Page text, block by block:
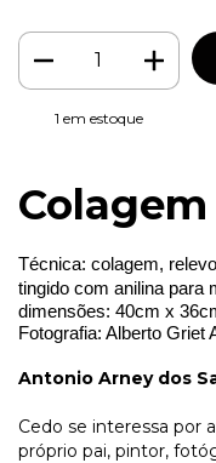
1 em estoque
Técnica: colagem,
tingido com anilina para
dimensões: 40cm x
Fotografia: Alberto Griet
Antonio Arney dos
Cedo se interessa por
próprio pai, pintor,